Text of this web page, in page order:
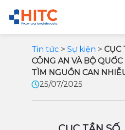
Tin tức > Sự kiện > CỤC
CÔNG AN VÀ BỘ
TÌM NGUỒN CAN
25/07/2025